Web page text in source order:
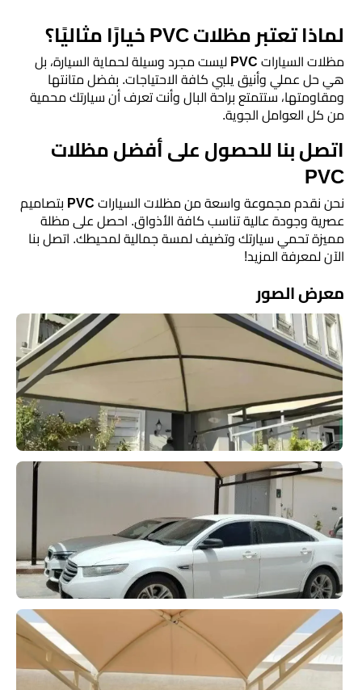
لماذا تعتبر مظلات PVC خيارًا مثاليًا؟
مظلات السياراتPVCليست مجرد وسيلة لحماية السيارة، بل
هي حل عملي وأنيق يلبي كافة الاحتياجات. بفضل متانتها
ومقاومتها، ستتمتع براحة البال وأنت تعرف أن سيارتك محمية
من كل العوامل الجوية.
اتصل بنا للحصول على أفضل مظلات
PVC
نحن نقدم مجموعة واسعة من مظلات السياراتPVC بتصاميم
عصرية وجودة عالية تناسب كافة الأذواق. احصل على مظلة
مميزة تحمي سيارتك وتضيف لمسة جمالية لمحيطك. اتصل بنا
الآن لمعرفة المزيد!
معرض الصور